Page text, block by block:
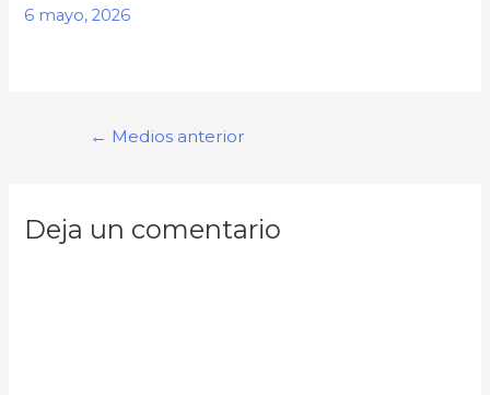
6 mayo, 2026
Navegación
← Medios anterior
Deja un comentario